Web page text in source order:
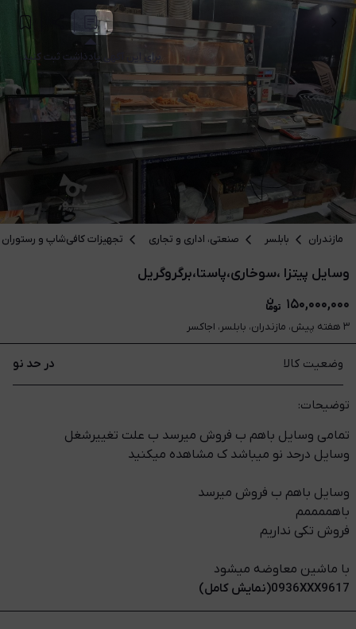
مازندران بابلسر صنعتی، اداری و تجاری تجهیزات کافی‌شاپ و رستوران
وسایل پیتزا ،سوخاری،پاستا،برگروگریل
۱۵۰,۰۰۰,۰۰۰
۳ هفته پیش، مازندران، بابلسر، اجاکسر
وضعیت کالا در حد نو
توضیحات:
تمامی وسایل باهم ب فروش میرسد ب علت تغییرشغل
وسایل درحد نو میباشد ک مشاهده میکنید
وسایل باهم ب فروش میرسد
باهممممم
فروش تکی نداریم
با ماشین معاوضه میشود
0936XXX9617(نمایش کامل)
برای این آگهی یادداشت ثبت کنید.